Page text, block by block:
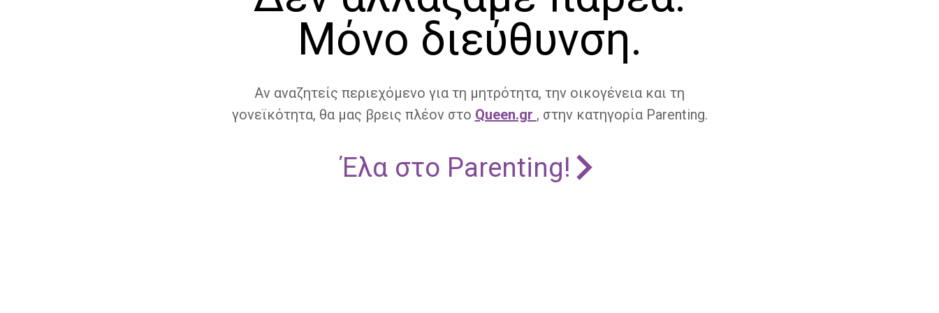
Μόνο διεύθυνση.
Αν αναζητείς περιεχόμενο για τη μητρότητα, την οικογένεια και τη
γονεϊκότητα, θα μας βρεις πλέον στο Queen.gr , στην κατηγορία Parenting.
Έλα στο Parenting!